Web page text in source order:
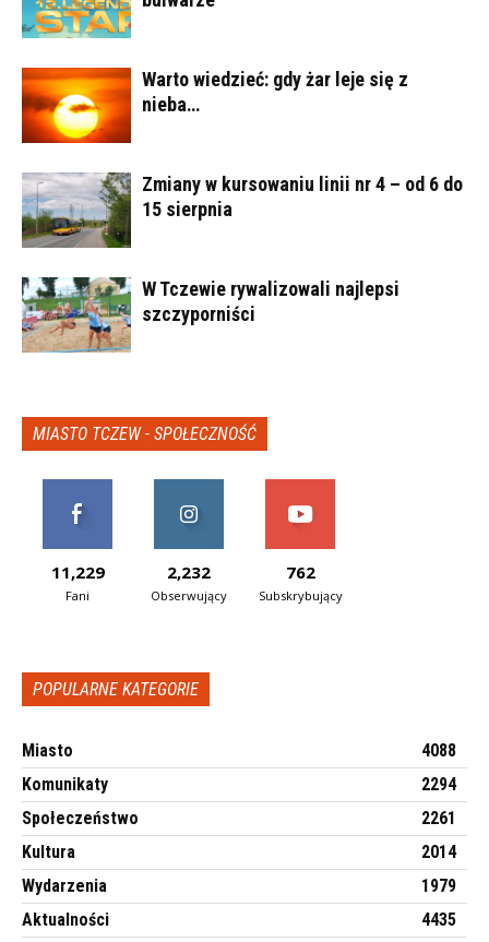
Warto wiedzieć: gdy żar leje się z
nieba…
Zmiany w kursowaniu linii nr 4 – od 6 do
15 sierpnia
W Tczewie rywalizowali najlepsi
szczyporniści
MIASTO TCZEW - SPOŁECZNOŚĆ
11,229
Fani
2,232
Obserwujący
762
Subskrybujący
POPULARNE KATEGORIE
Miasto
4088
Komunikaty
2294
Społeczeństwo
2261
Kultura
2014
Wydarzenia
1979
Aktualności
4435